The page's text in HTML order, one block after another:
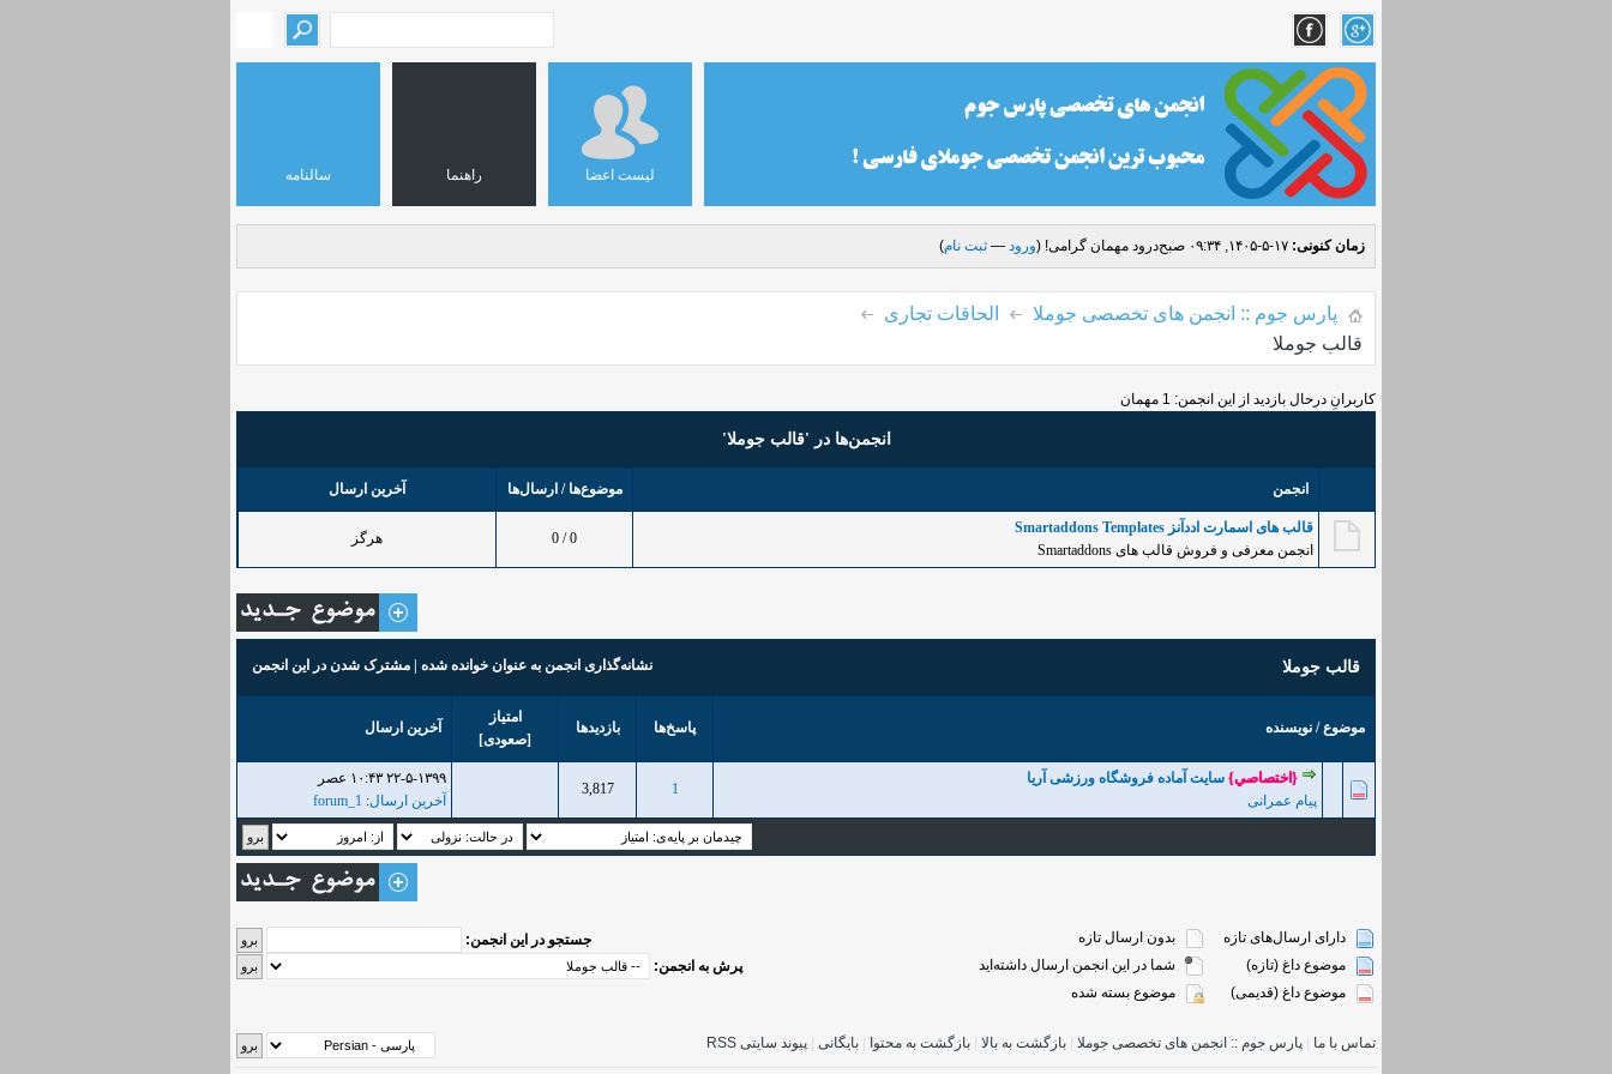
سالنامه راهنما لیست اعضا
زمان کنونی: ۱۷-۵-۱۴۰۵, ۰۹:۳۴ صبح درود مهمان گرامی! (ورود — ثبت نام)
پارس جوم :: انجمن های تخصصی جوملا
الحاقات تجاری
قالب جوملا
کاربرانِ درحال بازدید از این انجمن: 1 مهمان
انجمن‌ها در 'قالب جوملا'
انجمن موضوع‌ها / ارسال‌ها آخرین ارسال
قالب های اسمارت اددآنز Smartaddons Templates
انجمن معرفی و فروش قالب های Smartaddons
0 / 0 هرگز
نشانه‌گذاری انجمن به عنوان خوانده شده مشترک شدن در این انجمن قالب جوملا
موضوع/ نویسنده پاسخ‌ها بازدید‌ها
امتیاز
[صعودی]
آخرین ارسال
{اختصاصي} سایت آماده فروشگاه ورزشی آریا
پیام عمرانی
1
3,817 0 رأی - میانگین امتیازات: 0 از 5 234
۲۲-۵-۱۳۹۹ ۱۰:۴۳ عصر
آخرین ارسال:
forum_1
دارای ارسال‌های تازه‌
موضوع داغ (تازه‌)
موضوع داغ (قدیمی)
بدون ارسال تازه‌
شما در این انجمن ارسال داشته‌اید
موضوع بسته شده
جستجو در این انجمن:
پرش به انجمن:
تماس با ما پارس جوم :: انجمن های تخصصی جوملا بازگشت به بالا بازگشت به محتوا بایگانی پیوند سایتی RSS